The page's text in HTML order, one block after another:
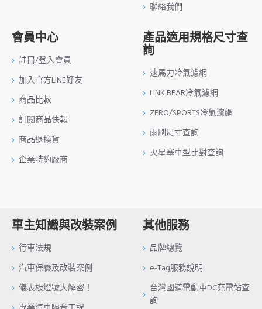
聯絡我們
會員中心
註冊/登入會員
加入官方LINE好友
商品比較
訂閱商品快報
商品退換貨
企業特約廠商
產品適用規格尺寸查
詢
速馬力冷氣濾網
LINK BEAR冷氣濾網
ZERO/SPORTS冷氣濾網
雨刷尺寸查詢
火星塞車型比對查詢
車主知識與改裝案例
行車法規
汽車保養及改裝案例
儀表板燈號大解密！
其他服務
品牌總覽
e-Tag服務說明
台灣國道電動車DC充電站查
詢